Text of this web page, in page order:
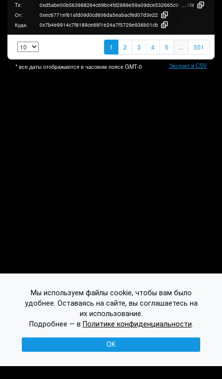
Tx: 0xd5abe00b563988264c69bc4fd2889e59a09dce532665c9461ee88ccc4d462
8fe
От:
0xec6771ef61afd09d0cd606da5eabacf6d07d3e22
Куда:
0x7b4e9914c7f8189ce89f1e24a7f5729e936b01cb
1 2 3 4 5 ... 551
* все даты отображаются в часовом поясеGMT-0 Экспорт в CSV
Мы используем файлы cookie, чтобы вам было
удобнее. Оставаясь на сайте, вы соглашаетесь на
их использование.
Подробнее — в Политике конфиденциальности.
OK